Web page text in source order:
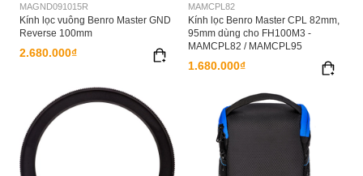
MAGND091015R
Kính lọc vuông Benro Master GND
Reverse 100mm
2.680.000₫
MAMCPL82
Kính lọc Benro Master CPL 82mm,
95mm dùng cho FH100M3 -
MAMCPL82 / MAMCPL95
1.680.000₫